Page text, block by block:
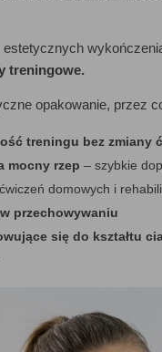
treningowe.
opakowanie, przez
treningu bez zmiany
mocny rzep – szybkie
, ćwiczeń domowych i
przechowywaniu
się do kształtu